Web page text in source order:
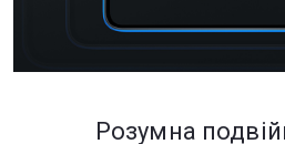
Розумна